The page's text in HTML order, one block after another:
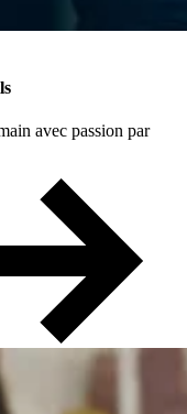
avec passion par